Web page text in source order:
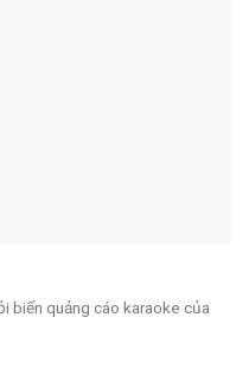
biển quảng cáo karaoke của